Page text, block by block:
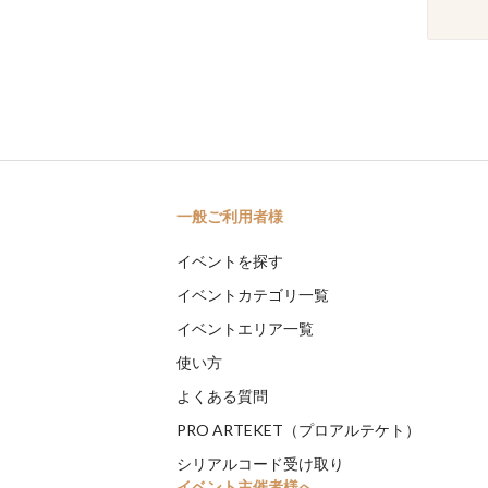
一般ご利用者様
イベントを探す
イベントカテゴリ一覧
イベントエリア一覧
使い方
よくある質問
PRO ARTEKET（プロアルテケト）
シリアルコード受け取り